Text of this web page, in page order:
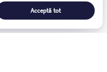
Acceptă tot